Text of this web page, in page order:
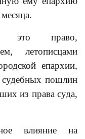
это право,
летописцами
епархии,
судебных пошлин
из права суда,
влияние на